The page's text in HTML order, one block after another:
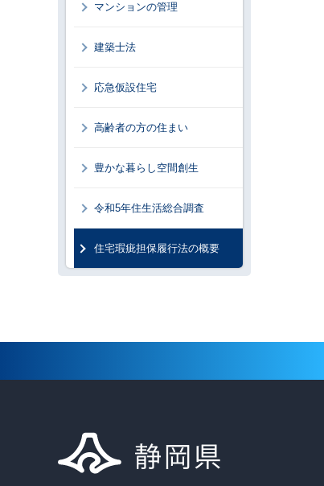
マンションの管理
建築士法
応急仮設住宅
高齢者の方の住まい
豊かな暮らし空間創生
令和5年住生活総合調査
住宅瑕疵担保履行法の概要